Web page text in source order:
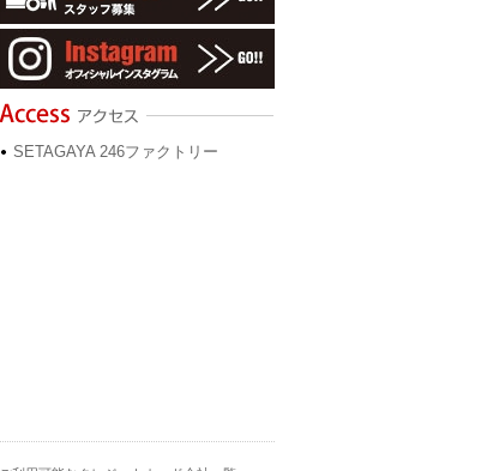
SETAGAYA 246ファクトリー